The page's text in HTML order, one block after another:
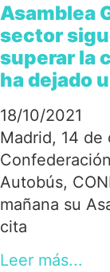
Asamblea
sector
superar la
ha dejado
18/10/2021
Madrid, 14 de
Autobús,
mañana su
cita
Leer más...